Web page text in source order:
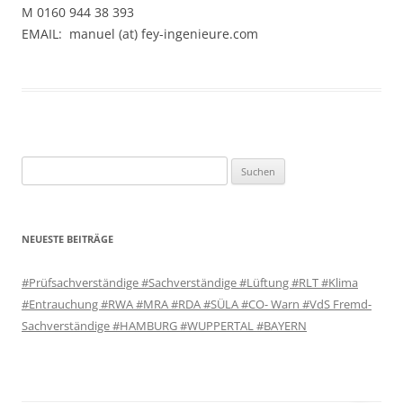
M 0160 944 38 393
EMAIL: manuel (at) fey-ingenieure.com
nach:
NEUESTE BEITRÄGE
#Prüfsachverständige #Sachverständige #Lüftung #RLT #Klima
#Entrauchung #RWA #MRA #RDA #SÜLA #CO- Warn #VdS Fremd-
Sachverständige #HAMBURG #WUPPERTAL #BAYERN